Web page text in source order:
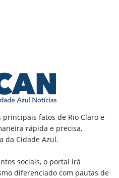
fatos de Rio Claro e
rápida e precisa,
da Cidade Azul.
sociais, o portal irá
diferenciado com pautas de